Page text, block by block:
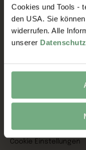
Cookies und Tools -
den USA. Sie
widerrufen. Alle
unserer
Alle Produkte
Antioxidantien
Pflanzenstoffe
Aminosäuren
Kontakt
Cookie Einstellungen